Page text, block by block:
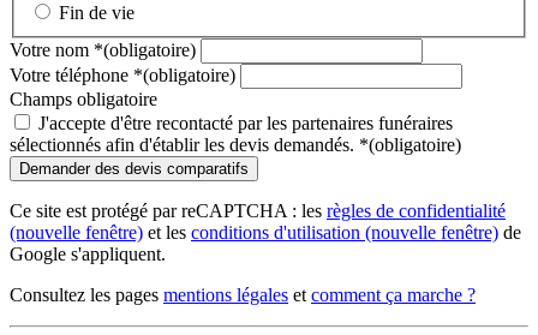
Fin de vie
Votre nom *(obligatoire)
Votre téléphone *(obligatoire)
Champs obligatoire
J'accepte d'être recontacté par les partenaires funéraires
sélectionnés afin d'établir les devis demandés. *(obligatoire)
Ce site est protégé par reCAPTCHA : les règles de confidentialité
(nouvelle fenêtre) et les conditions d'utilisation (nouvelle fenêtre) de
Google s'appliquent.
Consultez les pages mentions légales et comment ça marche ?